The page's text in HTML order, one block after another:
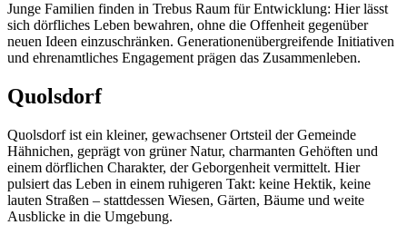
Junge Familien finden in Trebus Raum für Entwicklung: Hier lässt
sich dörfliches Leben bewahren, ohne die Offenheit gegenüber
neuen Ideen einzuschränken. Generationenübergreifende Initiativen
und ehrenamtliches Engagement prägen das Zusammenleben.
Quolsdorf
Quolsdorf ist ein kleiner, gewachsener Ortsteil der Gemeinde
Hähnichen, geprägt von grüner Natur, charmanten Gehöften und
einem dörflichen Charakter, der Geborgenheit vermittelt. Hier
pulsiert das Leben in einem ruhigeren Takt: keine Hektik, keine
lauten Straßen – stattdessen Wiesen, Gärten, Bäume und weite
Ausblicke in die Umgebung.